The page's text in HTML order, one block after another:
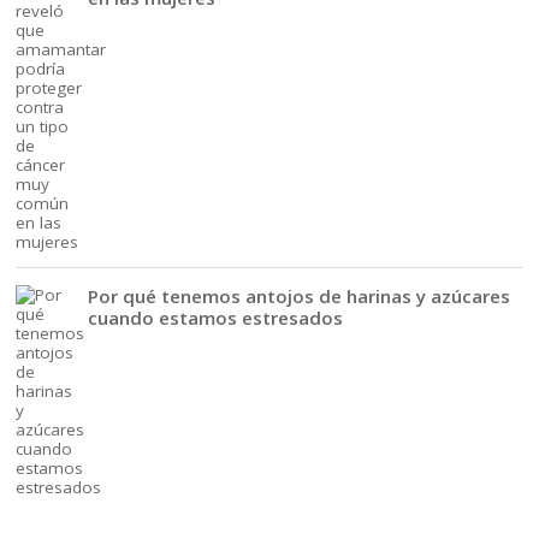
Por qué tenemos antojos de harinas y azúcares
cuando estamos estresados